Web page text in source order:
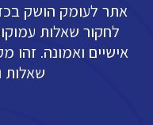
אתר לעומק הושק
לחקור שאלות
אישיים ואמונה. זהו
שאלות